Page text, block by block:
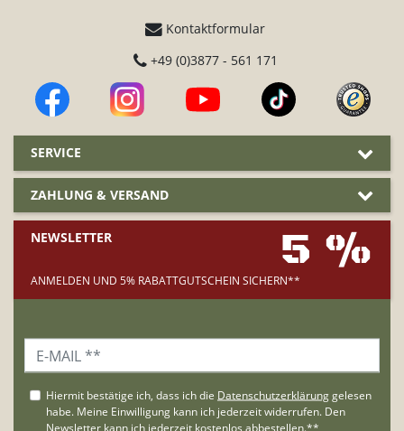
Kontaktformular
+49 (0)3877 - 561 171
SERVICE
ZAHLUNG & VERSAND
NEWSLETTER 5 %
ANMELDEN UND 5% RABATTGUTSCHEIN SICHERN**